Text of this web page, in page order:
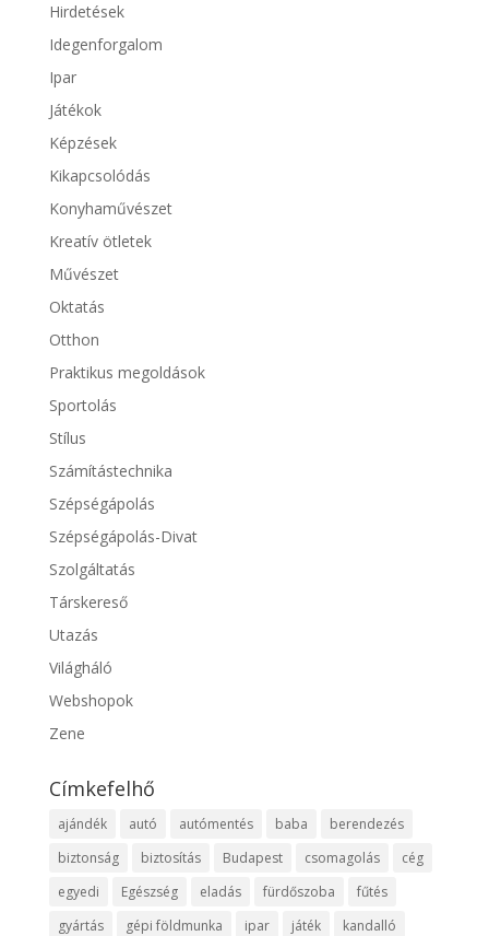
Hirdetések
Idegenforgalom
Ipar
Játékok
Képzések
Kikapcsolódás
Konyhaművészet
Kreatív ötletek
Művészet
Oktatás
Otthon
Praktikus megoldások
Sportolás
Stílus
Számítástechnika
Szépségápolás
Szépségápolás-Divat
Szolgáltatás
Társkereső
Utazás
Világháló
Webshopok
Zene
Címkefelhő
ajándék autó autómentés baba
berendezés
biztonság
biztosítás Budapest csomagolás
cég
egyedi
Egészség eladás fürdőszoba
fűtés
gyártás
gépi földmunka ipar játék kandalló